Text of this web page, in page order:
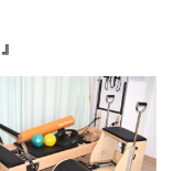
』